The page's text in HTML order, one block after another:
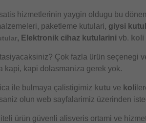
hizmetlerinin yaygin oldugu bu
paketleme kutulari, giysi
, Elektronik cihaz kutularini vb. koli
Çok fazla ürün
kapi, kapi dolasmaniza gerek yok.
ile bulmaya çalistigimiz kutu ve koli
olun web sayfalarimiz üzerinden
ürün güvenli alisveris ortami ve